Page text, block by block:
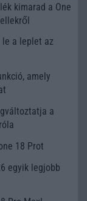
kimarad a One
le a leplet az
amely
a
18 Prot
egyik legjobb